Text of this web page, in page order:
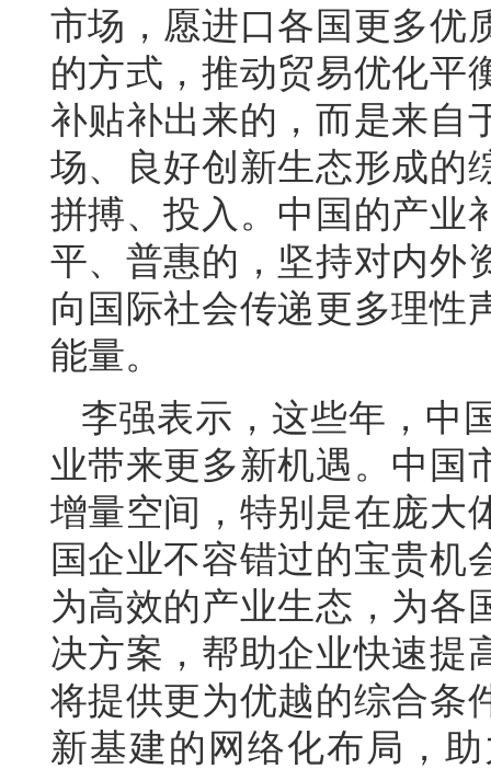
市场，愿进口各国更多优
的方式，推动贸易优化平
补贴补出来的，而是来自
场、良好创新生态形成的
拼搏、投入。中国的产业
平、普惠的，坚持对内外
向国际社会传递更多理性
能量。
李强表示，这些年，中
业带来更多新机遇。中国
增量空间，特别是在庞大
国企业不容错过的宝贵机
为高效的产业生态，为各
决方案，帮助企业快速提
将提供更为优越的综合条
新基建的网络化布局，